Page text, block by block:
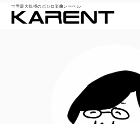
世界最大規模のボカロ楽曲レーベル